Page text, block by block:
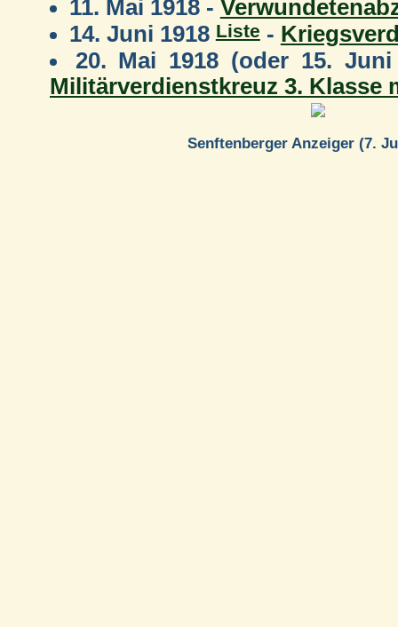
11. Mai 1918 -
14. Juni 1918Liste-
20. Mai 1918 (oder 15.
Militärverdienstkreuz 3. Klasse
Senftenberger Anzeiger (7.